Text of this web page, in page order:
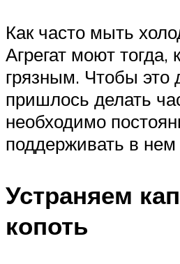
Как часто мыть
Агрегат моют тогда,
грязным. Чтобы это
пришлось делать
необходимо
поддерживать в нем
Устраняем
копоть